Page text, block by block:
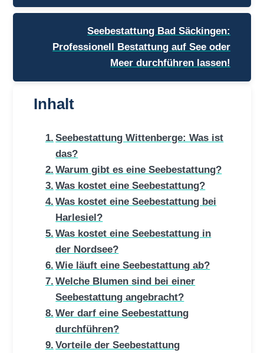
Seebestattung Bad Säckingen:
Professionell Bestattung auf See oder
Meer durchführen lassen!
Inhalt
Seebestattung Wittenberge: Was ist
das?
Warum gibt es eine Seebestattung?
Was kostet eine Seebestattung?
Was kostet eine Seebestattung bei
Harlesiel?
Was kostet eine Seebestattung in
der Nordsee?
Wie läuft eine Seebestattung ab?
Welche Blumen sind bei einer
Seebestattung angebracht?
Wer darf eine Seebestattung
durchführen?
Vorteile der Seebestattung